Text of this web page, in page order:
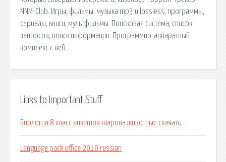
NNM-Club. Игры, фильмы, музыка mp3 и lossless, программы,
сериалы, книги, мультфильмы. Поисковая сиcтема, список
запросов, поиск информации. Программно-аппаратный
комплекс с веб.
Links to Important Stuff
Биология 8 класс никишов шарова животные скачать
Language pack office 2010 russian